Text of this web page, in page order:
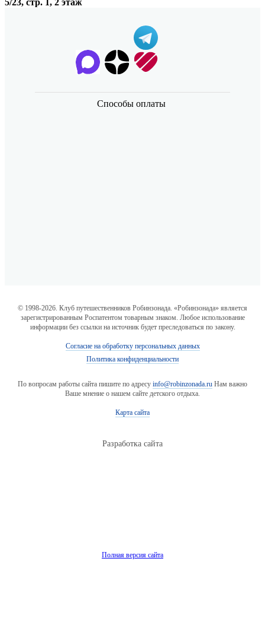
5/23, стр. 1, 2 этаж
Способы оплаты
© 1998-2026. Клуб путешественников Робинзонада. «Робинзонада» является
зарегистрированным Роспатентом товарным знаком. Любое использование
информации без ссылки на источник будет преследоваться по закону.
Согласие на обработку персональных данных
Политика конфиденциальности
По вопросам работы сайта пишите по адресу info@robinzonada.ru Нам важно
Ваше мнение о нашем сайте детского отдыха.
Карта сайта
Разработка сайта
Полная версия сайта